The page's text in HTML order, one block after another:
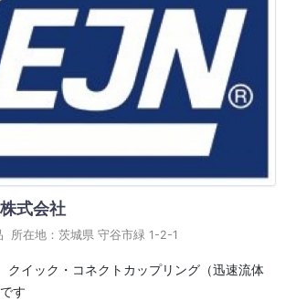
式会社
所在地：茨城県 守谷市緑 1-2-1
クイック・コネクトカップリング（迅速流体
す